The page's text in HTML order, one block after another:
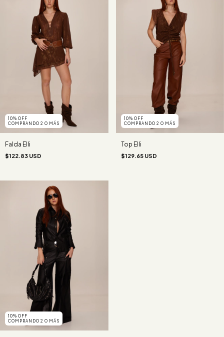
10% OFF
COMPRANDO 2 O MÁS
Falda Elli
$122.83 USD
10% OFF
COMPRANDO 2 O MÁS
Top Elli
$129.65 USD
10% OFF
COMPRANDO 2 O MÁS